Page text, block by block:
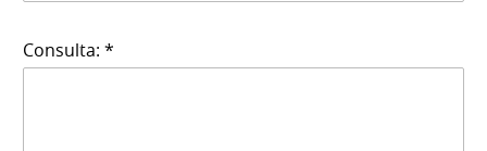
Consulta: *